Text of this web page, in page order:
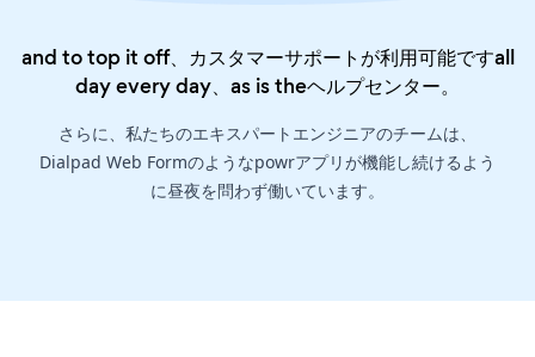
and to top it off、カスタマーサポートが利用可能ですall
day every day、as is theヘルプセンター。
さらに、私たちのエキスパートエンジニアのチームは、
Dialpad Web Formのようなpowrアプリが機能し続けるよう
に昼夜を問わず働いています。